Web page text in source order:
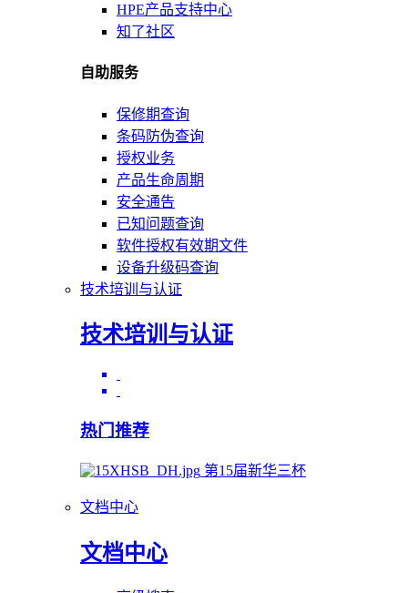
HPE产品支持中心
知了社区
自助服务
保修期查询
条码防伪查询
授权业务
产品生命周期
安全通告
已知问题查询
软件授权有效期文件
设备升级码查询
技术培训与认证
技术培训与认证
热门推荐
第15届新华三杯
文档中心
文档中心